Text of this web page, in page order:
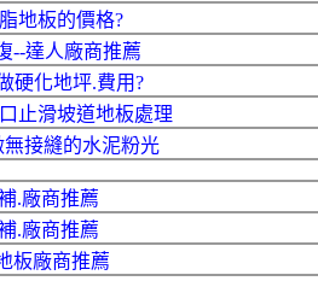
地板的價格?
--達人廠商推薦
硬化地坪.費用?
止滑坡道地板處理
接縫的水泥粉光
.廠商推薦
.廠商推薦
板廠商推薦